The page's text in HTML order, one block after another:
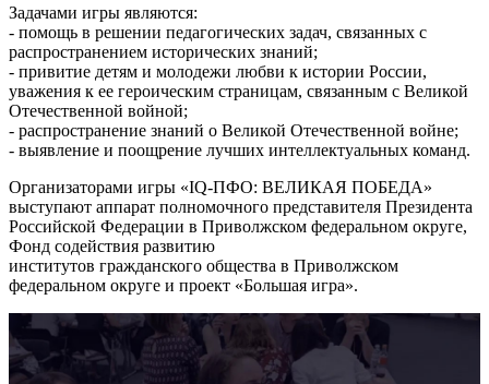
Задачами игры являются:
- помощь в решении педагогических задач, связанных с
распространением исторических знаний;
- привитие детям и молодежи любви к истории России,
уважения к ее героическим страницам, связанным с Великой
Отечественной войной;
- распространение знаний о Великой Отечественной войне;
- выявление и поощрение лучших интеллектуальных команд.
Организаторами игры «IQ-ПФО: ВЕЛИКАЯ ПОБЕДА»
выступают аппарат полномочного представителя Президента
Российской Федерации в Приволжском федеральном округе,
Фонд содействия развитию
институтов гражданского общества в Приволжском
федеральном округе и проект «Большая игра».